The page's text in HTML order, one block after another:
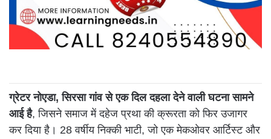
ग्रेटर नोएडा, सिरसा गांव से एक दिल दहला देने वाली घटना सामने
आई है, जिसने समाज में दहेज प्रथा की क्रूरता को फिर उजागर
कर दिया है। 28 वर्षीय निक्की भाटी, जो एक मेकओवर आर्टिस्ट और